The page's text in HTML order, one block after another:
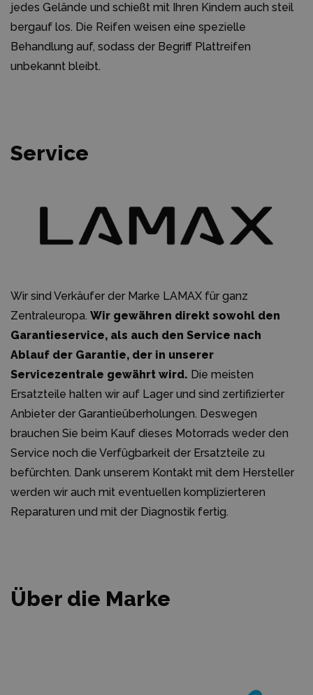
jedes Gelände und schießt mit Ihren Kindern auch steil
bergauf los. Die Reifen weisen eine spezielle
Behandlung auf, sodass der Begriff Plattreifen
unbekannt bleibt.
Service
Wir sind Verkäufer der Marke LAMAX für ganz
Zentraleuropa. Wir gewähren direkt sowohl den
Garantieservice, als auch den Service nach
Ablauf der Garantie, der in unserer
Servicezentrale gewährt wird. Die meisten
Ersatzteile halten wir auf Lager und sind zertifizierter
Anbieter der Garantieüberholungen. Deswegen
brauchen Sie beim Kauf dieses Motorrads weder den
Service noch die Verfügbarkeit der Ersatzteile zu
befürchten. Dank unserem Kontakt mit dem Hersteller
werden wir auch mit eventuellen komplizierteren
Reparaturen und mit der Diagnostik fertig.
Über die Marke